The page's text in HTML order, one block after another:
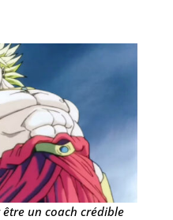
un coach crédible